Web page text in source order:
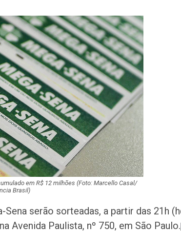
em R$ 12 milhões (Foto: Marcello Casal/
Brasil)
serão sorteadas, a partir das 21h
Avenida Paulista, nº 750, em São Paulo.
rodovia